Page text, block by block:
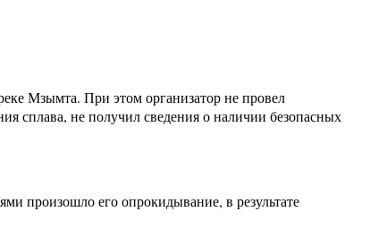
Мзымта. При этом организатор не провел
сплава, не получил сведения о наличии безопасных
произошло его опрокидывание, в результате